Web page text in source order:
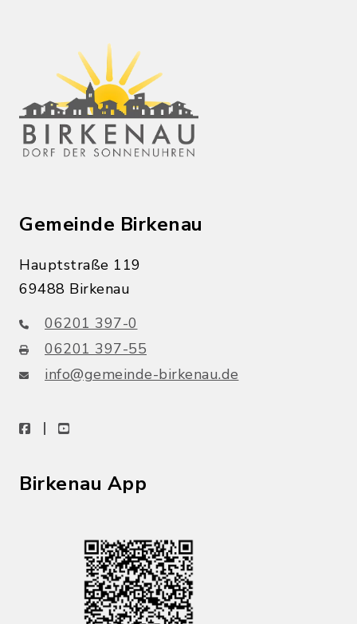
Gemeinde Birkenau
Hauptstraße 119
69488 Birkenau
06201 397-0
06201 397-55
info@gemeinde-birkenau.de
facebookyoutube
Birkenau App